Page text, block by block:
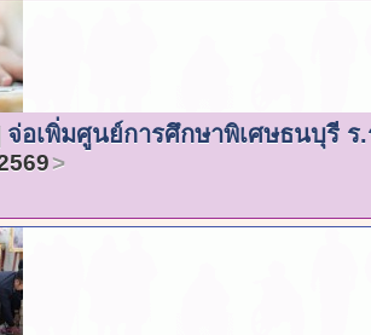
จ่อเพิ่มศูนย์การศึกษาพิเศษธนบุรี